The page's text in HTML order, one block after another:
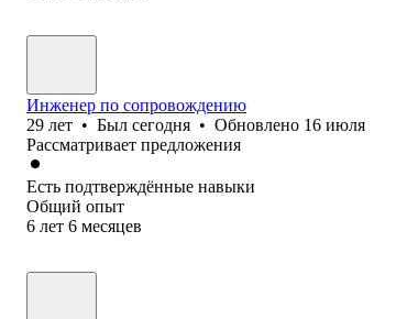
Инженер по сопровождению
29 лет • Был сегодня • Обновлено 16 июля
Рассматривает предложения
Есть подтверждённые навыки
Общий опыт
6 лет 6 месяцев